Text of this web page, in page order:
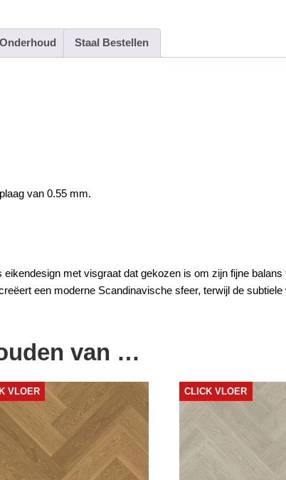
Onderhoud Staal Bestellen
van 0.55 mm.
eikendesign met visgraatdat gekozen is om zijn fijne balans
een moderne Scandinavische sfeer, terwijl de
van …
VLOER CLICK VLOER